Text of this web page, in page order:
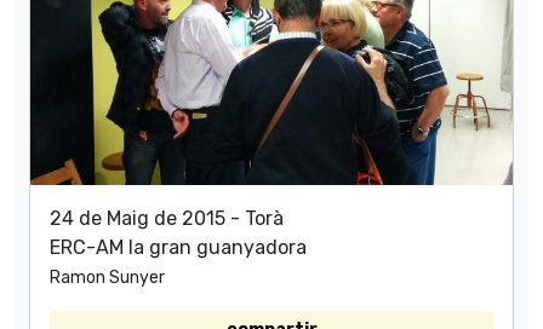
24 de Maig de 2015 - Torà
ERC-AM la gran guanyadora
Ramon Sunyer